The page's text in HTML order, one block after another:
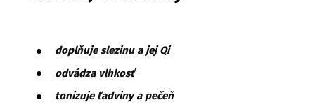
doplňuje slezinu a jej Qi
odvádza vlhkosť
tonizuje ľadviny a pečeň